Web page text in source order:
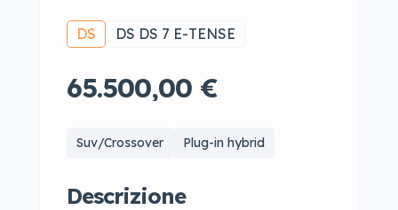
DS DS DS 7 E-TENSE
65.500,00 €
Suv/Crossover Plug-in hybrid
Descrizione